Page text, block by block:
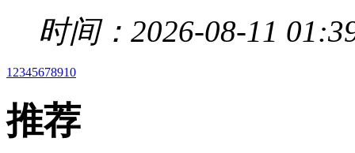
时间：2026-08-11
1 2345678910
推荐